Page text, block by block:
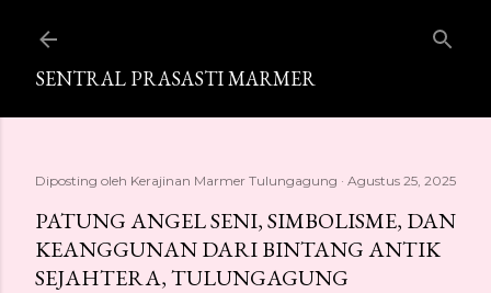
SENTRAL PRASASTI MARMER
Diposting oleh Kerajinan Marmer Tulungagung Agustus 25, 2025
PATUNG ANGEL SENI, SIMBOLISME, DAN
KEANGGUNAN DARI BINTANG ANTIK
SEJAHTERA, TULUNGAGUNG